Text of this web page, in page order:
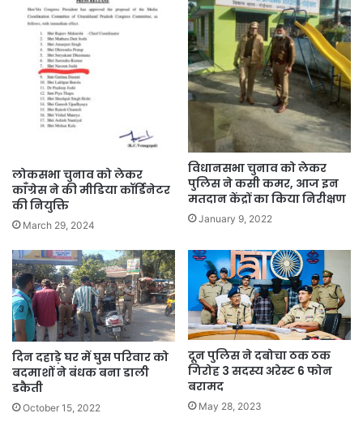
लोकसभा चुनाव को लेकर
काँग्रेस ने की मीडिया कॉर्डिनेटर
की नियुक्ति
March 29, 2024
विधानसभा चुनाव को लेकर
पुलिस ने कसी कमर, आज इन
मतदान केंद्रों का किया निरीक्षण
January 9, 2022
दिन दहाड़े घर में घुस परिवार को
बदमाशों ने बंधक बना डाली
डकैती
October 15, 2022
दून पुलिस ने दबोचा ठक ठक
गिरोह 3 सदस्य अरेस्ट 6 फोन
बरामद
May 28, 2023